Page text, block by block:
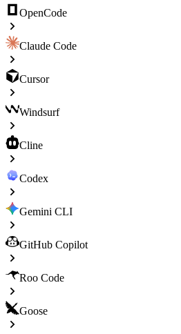
OpenCode
Claude Code
Cursor
Windsurf
Cline
Codex
Gemini CLI
GitHub Copilot
Roo Code
Goose